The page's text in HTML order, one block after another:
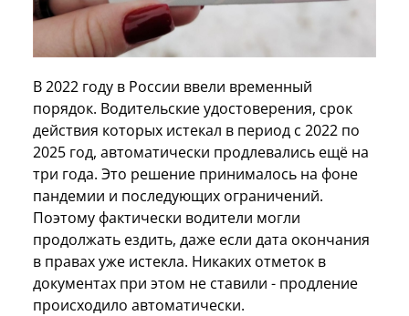
В 2022 году в России ввели временный
порядок. Водительские удостоверения, срок
действия которых истекал в период с 2022 по
2025 год, автоматически продлевались ещё на
три года. Это решение принималось на фоне
пандемии и последующих ограничений.
Поэтому фактически водители могли
продолжать ездить, даже если дата окончания
в правах уже истекла. Никаких отметок в
документах при этом не ставили - продление
происходило автоматически.